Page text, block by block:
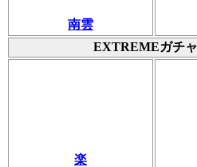
南雲
EXTREMEガチャ
楽